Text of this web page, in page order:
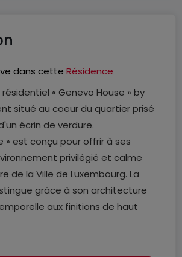
dans cette Résidence
« Genevo House » by
situé au coeur du quartier prisé
écrin de verdure.
» est conçu pour offrir à ses
privilégié et calme
de la Ville de Luxembourg. La
grâce à son architecture
aux finitions de haut